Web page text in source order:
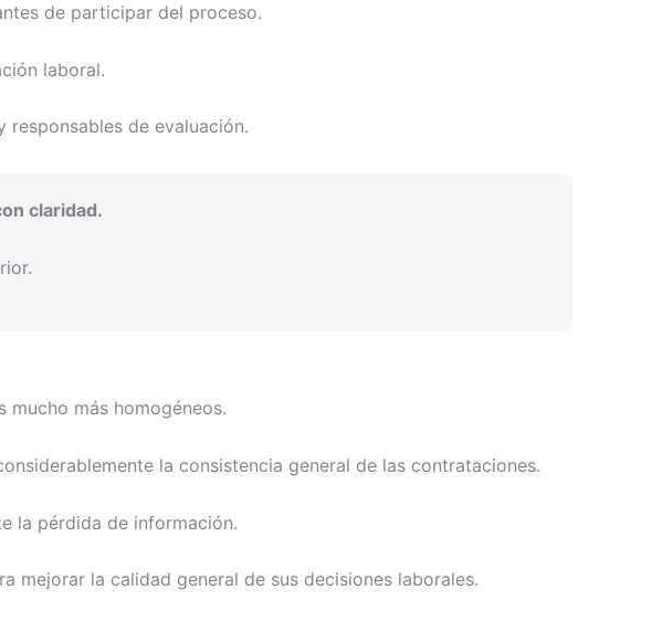
de participar del proceso.
laboral.
de evaluación.
claridad.
más homogéneos.
la consistencia general de las contrataciones.
la pérdida de información.
mejorar la calidad general de sus decisiones laborales.